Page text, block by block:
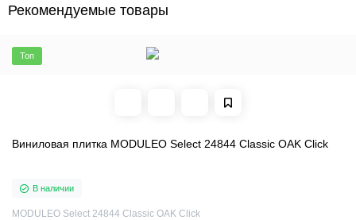
Рекомендуемые товары
Топ
Виниловая плитка MODULEO Select 24844 Classic OAK Click
В наличии
MODULEO Select 24844 Classic OAK Click